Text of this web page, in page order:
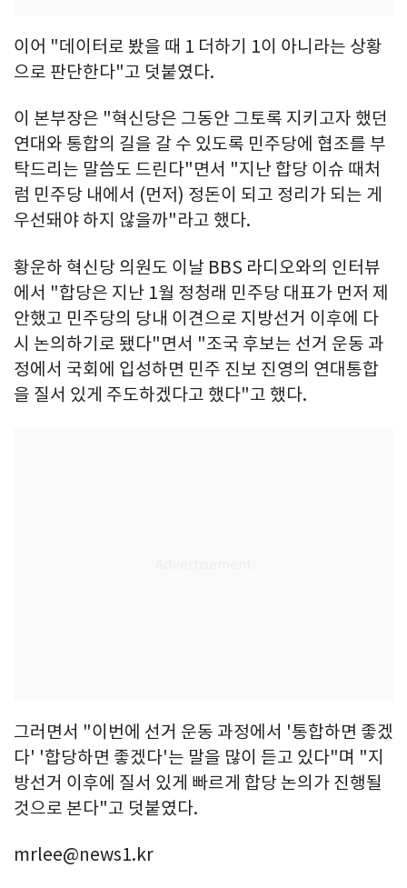
이어 "데이터로 봤을 때 1 더하기 1이 아니라는 상황
으로 판단한다"고 덧붙였다.
이 본부장은 "혁신당은 그동안 그토록 지키고자 했던
연대와 통합의 길을 갈 수 있도록 민주당에 협조를 부
탁드리는 말씀도 드린다"면서 "지난 합당 이슈 때처
럼 민주당 내에서 (먼저) 정돈이 되고 정리가 되는 게
우선돼야 하지 않을까"라고 했다.
황운하 혁신당 의원도 이날 BBS 라디오와의 인터뷰
에서 "합당은 지난 1월 정청래 민주당 대표가 먼저 제
안했고 민주당의 당내 이견으로 지방선거 이후에 다
시 논의하기로 됐다"면서 "조국 후보는 선거 운동 과
정에서 국회에 입성하면 민주 진보 진영의 연대통합
을 질서 있게 주도하겠다고 했다"고 했다.
그러면서 "이번에 선거 운동 과정에서 '통합하면 좋겠
다' '합당하면 좋겠다'는 말을 많이 듣고 있다"며 "지
방선거 이후에 질서 있게 빠르게 합당 논의가 진행될
것으로 본다"고 덧붙였다.
mrlee@news1.kr